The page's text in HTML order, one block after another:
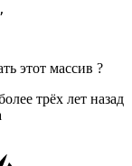
этот массив ?
трёх лет назад